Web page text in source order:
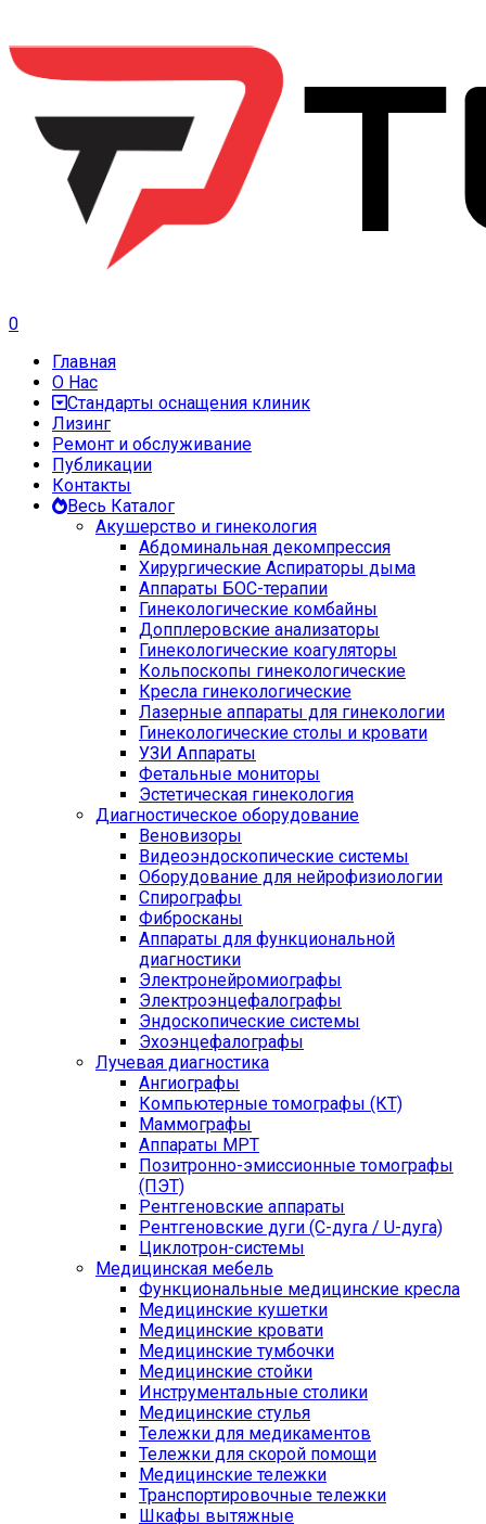
0
Главная
О Нас
Стандарты оснащения клиник
Лизинг
Ремонт и обслуживание
Публикации
Контакты
Весь Каталог
Акушерство и гинекология
Абдоминальная декомпрессия
Хирургические Аспираторы дыма
Аппараты БОС-терапии
Гинекологические комбайны
Допплеровские анализаторы
Гинекологические коагуляторы
Кольпоскопы гинекологические
Кресла гинекологические
Лазерные аппараты для гинекологии
Гинекологические столы и кровати
УЗИ Аппараты
Фетальные мониторы
Эстетическая гинекология
Диагностическое оборудование
Веновизоры
Видеоэндоскопические системы
Оборудование для нейрофизиологии
Спирографы
Фибросканы
Аппараты для функциональной
диагностики
Электронейромиографы
Электроэнцефалографы
Эндоскопические системы
Эхоэнцефалографы
Лучевая диагностика
Ангиографы
Компьютерные томографы (КТ)
Маммографы
Аппараты МРТ
Позитронно-эмиссионные томографы
(ПЭТ)
Рентгеновские аппараты
Рентгеновские дуги (С-дуга / U-дуга)
Циклотрон-системы
Медицинская мебель
Функциональные медицинские кресла
Медицинские кушетки
Медицинские кровати
Медицинские тумбочки
Медицинские стойки
Инструментальные столики
Медицинские стулья
Тележки для медикаментов
Тележки для скорой помощи
Медицинские тележки
Транспортировочные тележки
Шкафы вытяжные